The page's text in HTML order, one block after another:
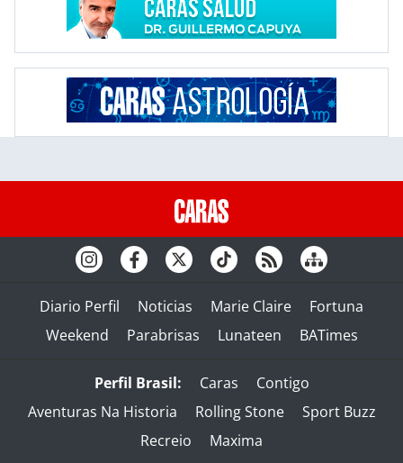
Diario Perfil Noticias Marie Claire
Fortuna
Weekend
Parabrisas Lunateen BATimes
Perfil Brasil: Caras
Contigo
Aventuras Na Historia
Rolling Stone
Sport Buzz
Recreio
Maxima